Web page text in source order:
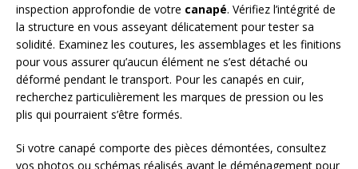
inspection approfondie de votre canapé. Vérifiez l’intégrité de
la structure en vous asseyant délicatement pour tester sa
solidité. Examinez les coutures, les assemblages et les finitions
pour vous assurer qu’aucun élément ne s’est détaché ou
déformé pendant le transport. Pour les canapés en cuir,
recherchez particulièrement les marques de pression ou les
plis qui pourraient s’être formés.
Si votre canapé comporte des pièces démontées, consultez
vos photos ou schémas réalisés avant le déménagement pour